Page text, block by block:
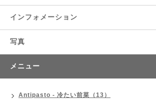
インフォメーション
写真
メニュー
Antipasto - 冷たい前菜（13）